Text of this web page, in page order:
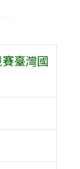
臺灣國